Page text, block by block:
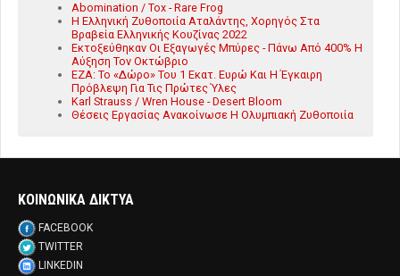
Abomination / Tox - Rare Frog
Η Ελληνική Ζυθοποιία Αταλάντης, Χορηγός Στα
Βραβεία Ελληνικής Κουζίνας 2022
Εκτοξεύθηκαν Οι Εξαγωγές Μπύρες - Πάνω Από 400% Η
Αύξηση Τον Οκτώβριο
ΕΖΑ: Το «Δώρο» Του 1 Εκατ. Ευρώ Και Η Έγκαιρη
Πρόβλεψη Για Τις Πρώτες Ύλες
Karl Strauss / Wren House - Desert Bloom
Θέσεις Εργασίας Ανακοίνωσε Η Ολυμπιακή Ζυθοποιία
ΚΟΙΝΩΝΙΚΑ ΔΙΚΤΥΑ
FACEBOOK
TWITTER
LINKEDIN